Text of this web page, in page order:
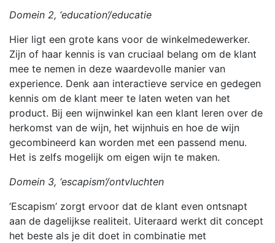
Domein 2, ‘education’/educatie
Hier ligt een grote kans voor de winkelmedewerker.
Zijn of haar kennis is van cruciaal belang om de klant
mee te nemen in deze waardevolle manier van
experience. Denk aan interactieve service en gedegen
kennis om de klant meer te laten weten van het
product. Bij een wijnwinkel kan een klant leren over de
herkomst van de wijn, het wijnhuis en hoe de wijn
gecombineerd kan worden met een passend menu.
Het is zelfs mogelijk om eigen wijn te maken.
Domein 3, ‘escapism’/ontvluchten
‘Escapism’ zorgt ervoor dat de klant even ontsnapt
aan de dagelijkse realiteit. Uiteraard werkt dit concept
het beste als je dit doet in combinatie met